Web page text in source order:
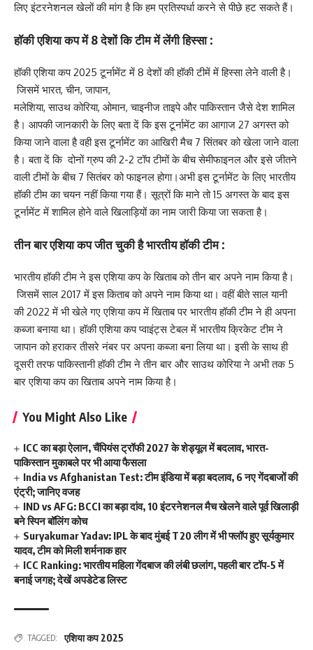
लिए इंटरनेशनल खेलों की मांग है कि हम प्रतिस्पर्धा करने से पीछे हट सकते हैं।
हॉकी एशिया कप में 8 देशों कि टीम में लेंगी हिस्सा :
हॉकी एशिया कप 2025 टूर्नामेंट में 8 देशों की हॉकी टीमें में हिस्सा लेने वाली है।
जिसमें भारत, चीन, जापान,
मलेशिया, साउथ कोरिया, ओमान, चाइनीज ताइपे और पाकिस्तान जैसे देश शामिल
है। आपकी जानकारी के लिए बता दें कि इस टूर्नामेंट का आगाज 27 अगस्त को
किया जाने वाला है वही इस टूर्नामेंट का आखिरी मैच 7 सिंतबर को खेला जाने वाला
है। बता दें कि दोनों ग्रुप की 2-2 टॉप टीमों के बीच सेमीफाइनल और इसे जीतने
वाली टीमों के बीच 7 सितंबर को फाइनल होगा।अभी इस टूर्नामेंट के लिए भारतीय
हॉकी टीम का चयन नहीं किया गया हैं। सूत्रों कि माने तो 15 अगस्त के बाद इस
टूर्नामेंट में शामिल होने वाले खिलाड़ियों का नाम जारी किया जा सकता है।
तीन बार एशिया कप जीत चुकी है भारतीय हॉकी टीम :
भारतीय हॉकी टीम ने इस एशिया कप के खिताब को तीन बार अपने नाम किया है।
जिसमें साल 2017 में इस किताब को अपने नाम किया था। वहीं बीते साल यानी
की 2022 में भी खेले गए एशिया कप में खिताब पर भारतीय हॉकी टीम ने ही अपना
कब्जा बनाया था। हॉकी एशिया कप प्वाइंट्स टेबल में भारतीय क्रिकेट टीम ने
जापान को हराकर तीसरे नंबर पर अपना कब्जा बना लिया था। इसी के साथ ही
दूसरी तरफ पाकिस्तानी हॉकी टीम ने तीन बार और साउथ कोरिया ने अभी तक 5
बार एशिया कप का खिताब अपने नाम किया है।
You Might Also Like
ICC का बड़ा ऐलान, चैंपियंस ट्रॉफी 2027 के शेड्यूल में बदलाव, भारत-
पाकिस्तान मुकाबले पर भी आया फैसला
India vs Afghanistan Test: टीम इंडिया में बड़ा बदलाव, 6 नए गेंदबाजों की
एंट्री; जानिए वजह
IND vs AFG: BCCI का बड़ा दांव, 10 इंटरनेशनल मैच खेलने वाले पूर्व खिलाड़ी
बने स्पिन बॉलिंग कोच
Suryakumar Yadav: IPL के बाद मुंबई T20 लीग में भी फ्लॉप हुए सूर्यकुमार
यादव, टीम को मिली शर्मनाक हार
ICC Ranking: भारतीय महिला गेंदबाज की लंबी छलांग, पहली बार टॉप-5 में
बनाई जगह; देखें अपडेटेड लिस्ट
TAGGED: एशिया कप 2025